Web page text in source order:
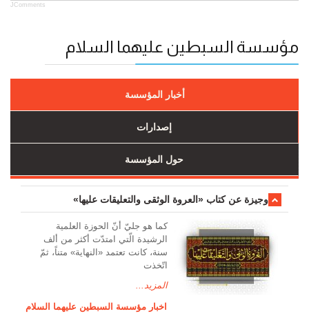
JComments
مؤسسة السبطين عليهما السلام
أخبار المؤسسة
إصدارات
حول المؤسسة
وجیزة عن کتاب «العروة الوثقی والتعلیقات علیها»
کما هو جليّ أنّ الحوزة العلمیة
الرشیدة الّتي امتدّت أكثر من ألف
سنة، كانت تعتمد «النهاية» متناً، ثمّ
اتّخذت
المزيد...
اخبار مؤسسة السبطين عليهما السلام